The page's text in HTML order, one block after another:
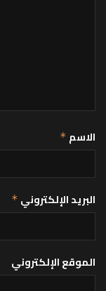
الاسم *
البريد الإلكتروني *
الموقع الإلكتروني